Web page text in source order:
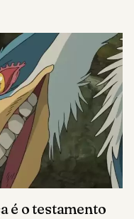
é o testamento